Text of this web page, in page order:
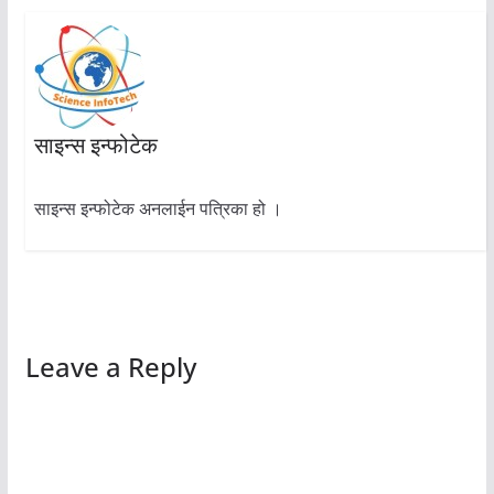
साइन्स इन्फोटेक
साइन्स इन्फोटेक अनलाईन पत्रिका हो ।
Leave a Reply